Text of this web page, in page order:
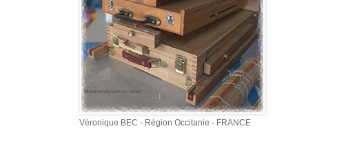
Véronique BEC - Région Occitanie - FRANCE